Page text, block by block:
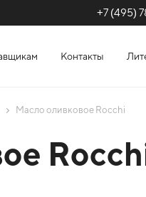
+7 (495)
Контакты
Масло оливковое Rocchi